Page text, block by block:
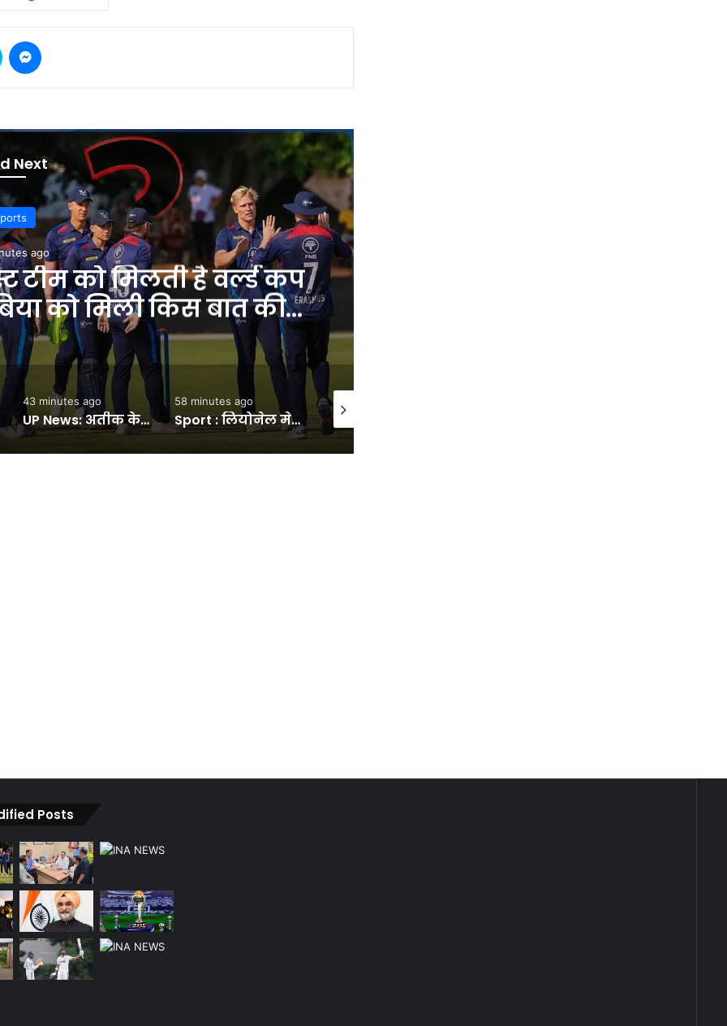
Next
ago
बिधूड़ी ने सुनीं लोगों की
सरकार के विभागों व
पहुंचीं- INA NEWS
58 minutes ago
Sport : लियोनेल मेसी के पिता जॉर्ज मेसी का हुआ निधन, 68 साल की उम्र में ली आखिरी सांस, लंबे समय से थे बीमार #INA
1 hour ago
दिल्ली के प्रमुख बाजारों में ट्रैफिक समस्या जल्द होगी दूर:व्यापारियों से एलजी संधू ने की मीटिंग, अव्यवस्थित पार्किंग और ट्रैफिक पर चर्चा- INA NEWS
2 hours ago
Posts